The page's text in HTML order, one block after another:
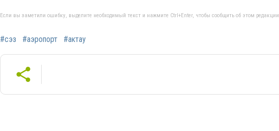
Если вы заметили ошибку, выделите необходимый текст и нажмите Ctrl+Enter, чтобы сообщить об этом редакции
#сэз #аэропорт #актау